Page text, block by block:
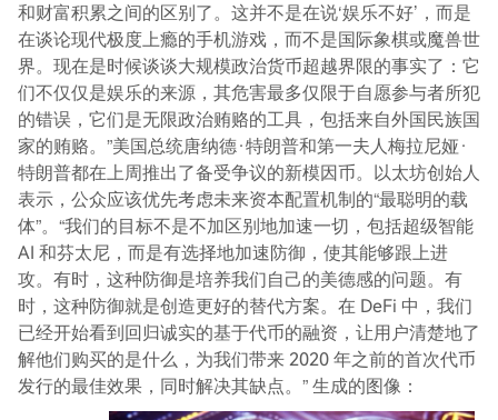
和财富积累之间的区别了。这并不是在说‘娱乐不好’，而是
在谈论现代极度上瘾的手机游戏，而不是国际象棋或魔兽世
界。现在是时候谈谈大规模政治货币超越界限的事实了：它
们不仅仅是娱乐的来源，其危害最多仅限于自愿参与者所犯
的错误，它们是无限政治贿赂的工具，包括来自外国民族国
家的贿赂。”美国总统唐纳德·特朗普和第一夫人梅拉尼娅·
特朗普都在上周推出了备受争议的新模因币。以太坊创始人
表示，公众应该优先考虑未来资本配置机制的“最聪明的载
体”。“我们的目标不是不加区别地加速一切，包括超级智能
AI 和芬太尼，而是有选择地加速防御，使其能够跟上进
攻。有时，这种防御是培养我们自己的美德感的问题。有
时，这种防御就是创造更好的替代方案。在 DeFi 中，我们
已经开始看到回归诚实的基于代币的融资，让用户清楚地了
解他们购买的是什么，为我们带来 2020 年之前的首次代币
发行的最佳效果，同时解决其缺点。” 生成的图像：